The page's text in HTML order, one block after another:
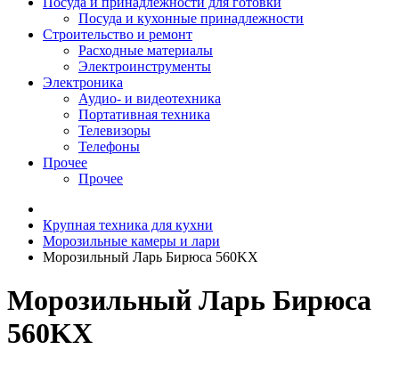
Посуда и кухонные принадлежности
Строительство и ремонт
Расходные материалы
Электроинструменты
Электроника
Аудио- и видеотехника
Портативная техника
Телевизоры
Телефоны
Прочее
Прочее
Крупная техника для кухни
Морозильные камеры и лари
Морозильный Ларь Бирюса 560KX
Морозильный Ларь Бирюса
560KX